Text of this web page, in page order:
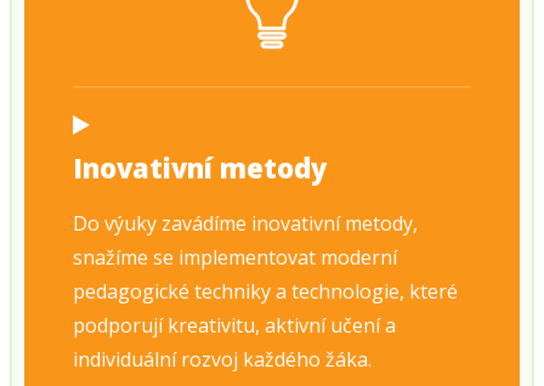
Inovativní metody
Do výuky zavádíme inovativní metody,
snažíme se implementovat moderní
pedagogické techniky a technologie, které
podporují kreativitu, aktivní učení a
individuální rozvoj každého žáka.